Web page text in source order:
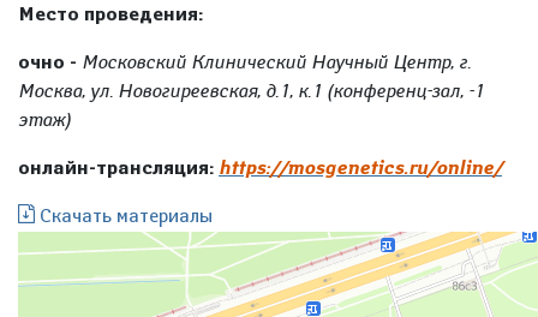
Место проведения:
очно - Московский Клинический Научный Центр, г.
Москва, ул. Новогиреевская, д.1, к.1 (конференц-зал, -1
этаж)
онлайн-трансляция: https://mosgenetics.ru/online/
Скачать материалы